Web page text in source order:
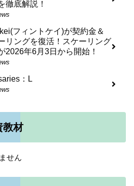
徹底解説！
フィントケイ)が契約金＆
リングを復活！スケーリング
2026年6月3日から開始！
：L
教材
せん